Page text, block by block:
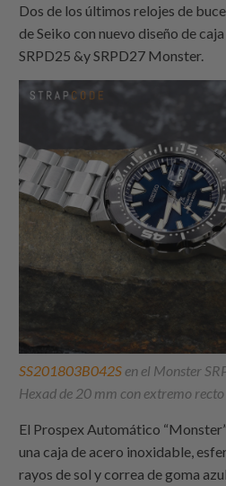
Dos de los últimos relojes de
de Seiko con nuevo diseño de
SRPD25 &y SRPD27 Monster.
SS201803B042S en el Monster
Hexad de 20 mm con extremo recto
El Prospex Automático
una caja de acero inoxidable,
rayos de sol y correa de goma